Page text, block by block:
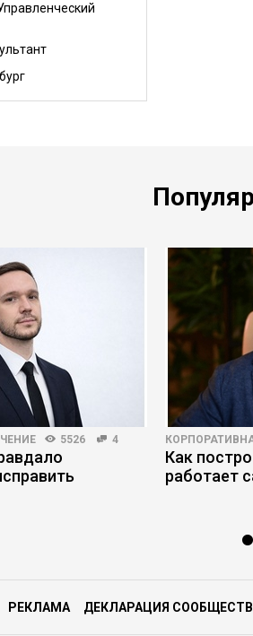
5526 4
Как
работает
РЕКЛАМА ДЕКЛАРАЦИЯ